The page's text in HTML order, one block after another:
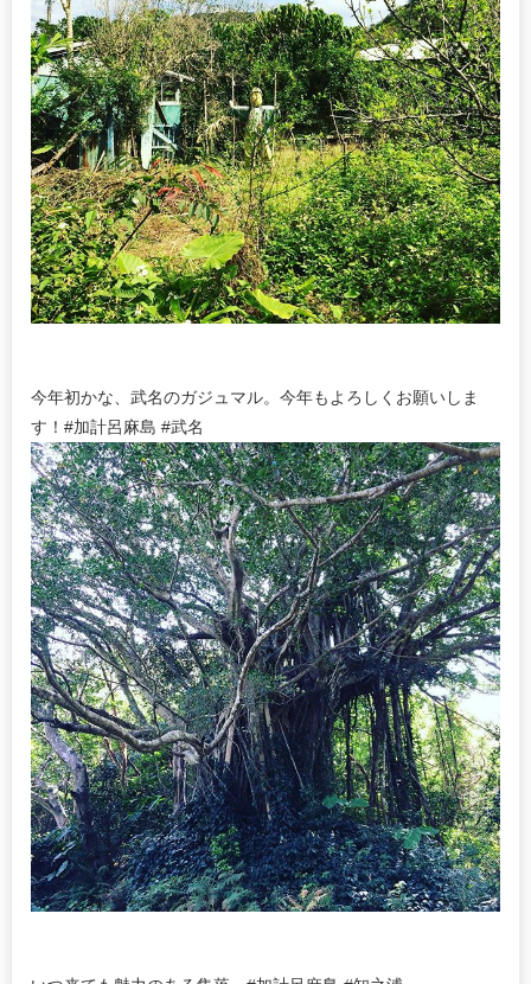
今年初かな、武名のガジュマル。今年もよろしくお願いしま
す！#加計呂麻島 #武名